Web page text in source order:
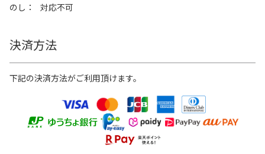
のし
対応不可
決済方法
下記の決済方法がご利用頂けます。